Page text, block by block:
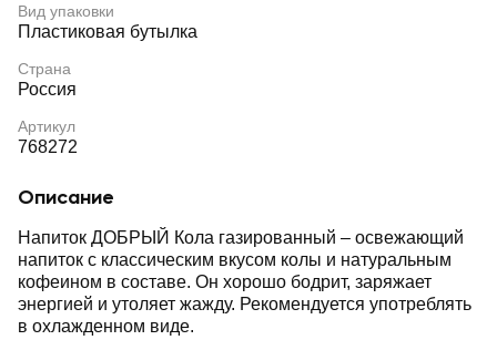
Вид упаковки
Пластиковая бутылка
Страна
Россия
Артикул
768272
Описание
Напиток ДОБРЫЙ Кола газированный – освежающий
напиток с классическим вкусом колы и натуральным
кофеином в составе. Он хорошо бодрит, заряжает
энергией и утоляет жажду. Рекомендуется употреблять
в охлажденном виде.